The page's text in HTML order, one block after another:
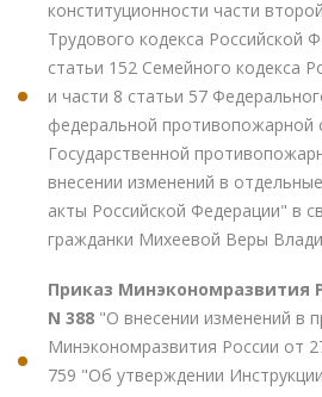
конституционности части
Трудового кодекса Российской
статьи 152 Семейного кодекса
и части 8 статьи 57
федеральной противопожарной
Государственной
внесении изменений в
акты Российской Федерации" в
гражданки Михеевой Веры
Приказ Минэкономразвития
N 388 "О внесении изменений в
Минэкономразвития России от
759 "Об утверждении